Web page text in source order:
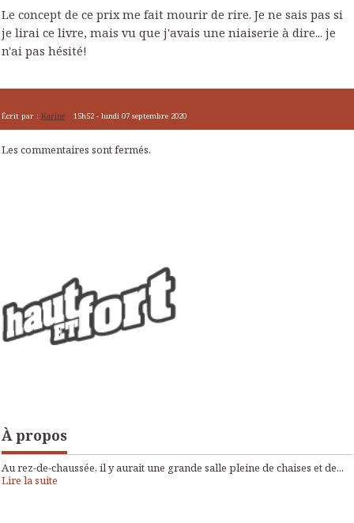
À propos
Au rez-de-chaussée, il y aurait une grande salle pleine de chaises et de...
Lire la suite
Le concept de ce prix me fait mourir de rire. Je ne sais pas si
je lirai ce livre, mais vu que j'avais une niaiserie à dire... je
n'ai pas hésité!
Écrit par : Karine 15h52 -lundi 07 septembre 2020
Les commentaires sont fermés.